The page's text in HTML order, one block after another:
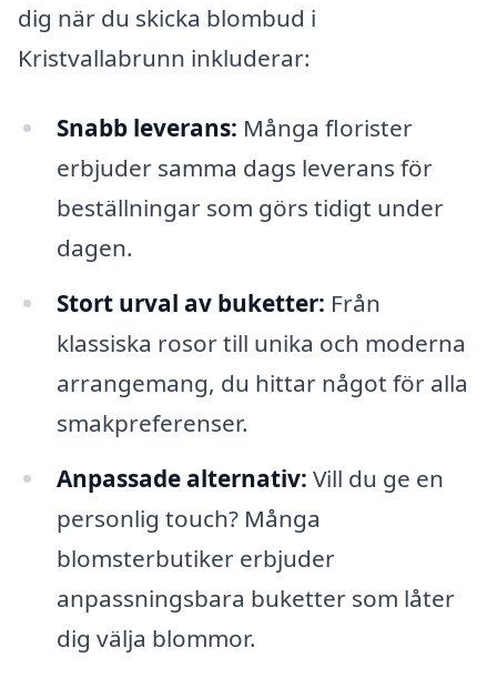
dig när du skicka blombud i
Kristvallabrunn inkluderar:
Snabb leverans: Många florister
erbjuder samma dags leverans för
beställningar som görs tidigt under
dagen.
Stort urval av buketter: Från
klassiska rosor till unika och moderna
arrangemang, du hittar något för alla
smakpreferenser.
Anpassade alternativ: Vill du ge en
personlig touch? Många
blomsterbutiker erbjuder
anpassningsbara buketter som låter
dig välja blommor.